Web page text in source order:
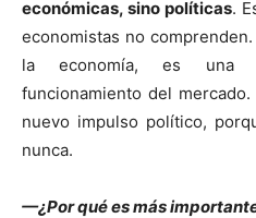
económicas, sino políticas.
economistas no
la economía, es una
funcionamiento del
nuevo impulso político,
nunca.
—¿Por qué es más